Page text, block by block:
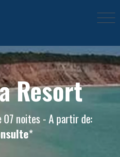
Resort
07 noites - A partir de:
*